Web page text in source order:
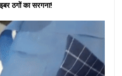
ठगों का सरगना!